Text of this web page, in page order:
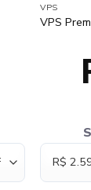
VPS
VPS